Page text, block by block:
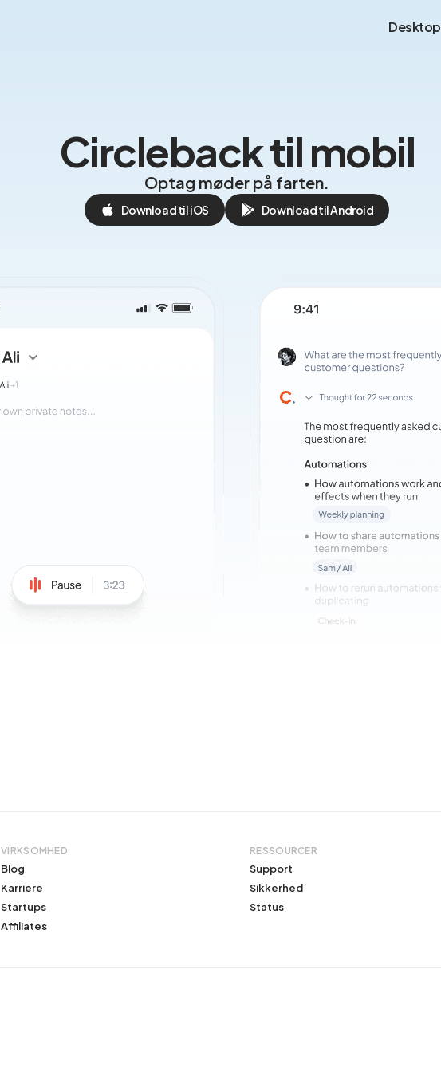
Desktop
Circleback til mobil
Optag møder på farten.
Download til iOS Download til Android
VIRKSOMHED
Blog
Karriere
Startups
Affiliates
RESSOURCER
Support
Sikkerhed
Status